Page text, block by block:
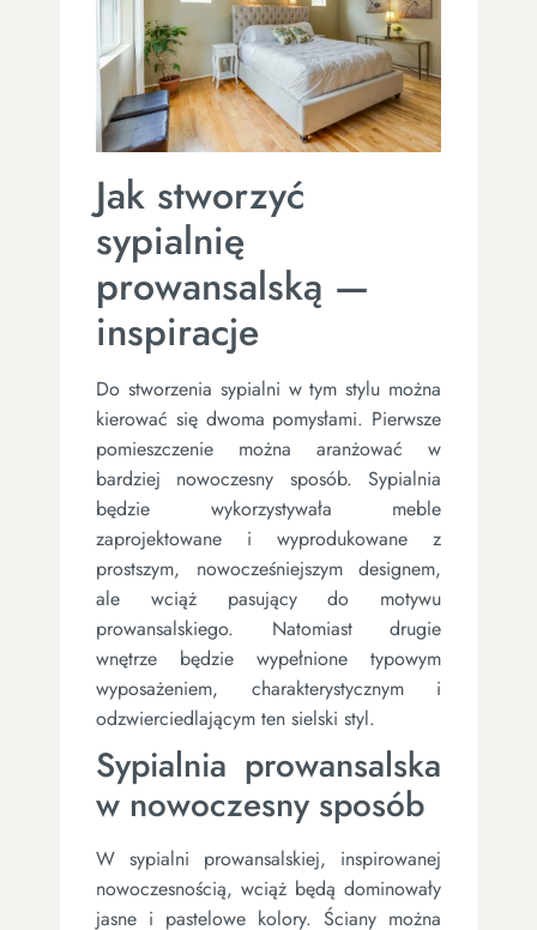
Jak stworzyć
sypialnię
prowansalską —
inspiracje
Do stworzenia sypialni w tym stylu można
kierować się dwoma pomysłami. Pierwsze
pomieszczenie można aranżować w
bardziej nowoczesny sposób. Sypialnia
będzie wykorzystywała meble
zaprojektowane i wyprodukowane z
prostszym, nowocześniejszym designem,
ale wciąż pasujący do motywu
prowansalskiego. Natomiast drugie
wnętrze będzie wypełnione typowym
wyposażeniem, charakterystycznym i
odzwierciedlającym ten sielski styl.
Sypialnia prowansalska
w nowoczesny sposób
W sypialni prowansalskiej, inspirowanej
nowoczesnością, wciąż będą dominowały
jasne i pastelowe kolory. Ściany można